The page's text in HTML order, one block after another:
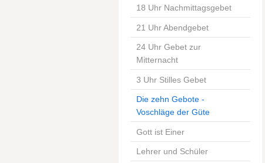
18 Uhr Nachmittagsgebet
21 Uhr Abendgebet
24 Uhr Gebet zur
Mitternacht
3 Uhr Stilles Gebet
Die zehn Gebote -
Voschläge der Güte
Gott ist Einer
Lehrer und Schüler